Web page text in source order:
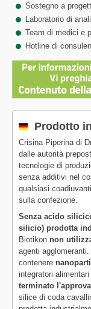
Sostegno a
Laboratorio di
Team di medici e
Hotline di
Prodotto
Crisina Piperina di
dalle autorità
tecnologie di
senza additivi nel
qualsiasi
sulla confezione.
Senza acido
silicio) prodotta
Biotikon non
agenti agglomeranti.
contenere
integratori
terminato
silice di coda